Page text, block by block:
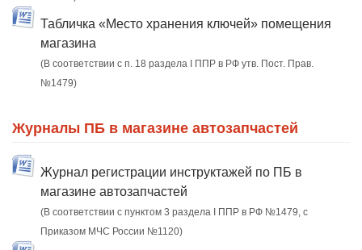
Табличка «Место хранения ключей» помещения
магазина
(В соответствии с п. 18 раздела I ППР в РФ утв. Пост. Прав.
№1479)
Журналы ПБ в магазине автозапчастей
Журнал регистрации инструктажей по ПБ в
магазине автозапчастей
(В соответствии с пунктом 3 раздела I ППР в РФ №1479, с
Приказом МЧС России №1120)